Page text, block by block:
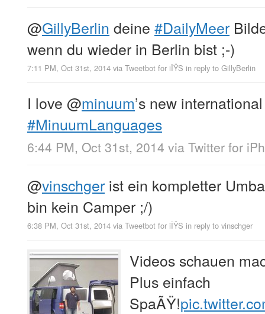
@GillyBerlin deine #DailyMeer
wenn du wieder in Berlin bist ;-)
7:11 PM, Oct 31st, 2014 via Tweetbot for iÎŸS in reply to GillyBerlin
I love @minuum’s new
#MinuumLanguages
6:44 PM, Oct 31st, 2014 via Twitter for
@vinschger ist ein kompletter
bin kein Camper ;/)
6:38 PM, Oct 31st, 2014 via Tweetbot for iÎŸS in reply to vinschger
Videos schauen
Plus einfach
SpaÃŸ!